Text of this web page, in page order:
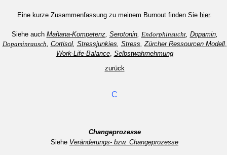
Eine kurze Zusammenfassung zu meinem Burnout finden Sie hier.
Siehe auch Mañana-Kompetenz, Serotonin, Endorphinsucht, Dopamin,
Dopaminrausch Cortisol, Stressjunkies Stress Zürcher Ressourcen Modell,
Work-Life-Balance, Selbstwahrnehmung
zurück
C
Changeprozesse
Siehe Veränderungs- bzw. Changeprozesse